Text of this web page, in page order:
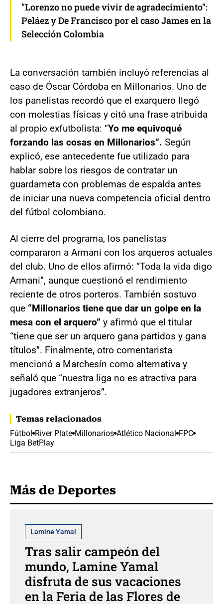
"Lorenzo no puede vivir de agradecimiento":
Peláez y De Francisco por el caso James en la
Selección Colombia
La conversación también incluyó referencias al
caso de Óscar Córdoba en Millonarios. Uno de
los panelistas recordó que el exarquero llegó
con molestias físicas y citó una frase atribuida
al propio exfutbolista: “Yo me equivoqué
forzando las cosas en Millonarios”. Según
explicó, ese antecedente fue utilizado para
hablar sobre los riesgos de contratar un
guardameta con problemas de espalda antes
de iniciar una nueva competencia oficial dentro
del fútbol colombiano.
Al cierre del programa, los panelistas
compararon a Armani con los arqueros actuales
del club. Uno de ellos afirmó: “Toda la vida digo
Armani”, aunque cuestionó el rendimiento
reciente de otros porteros. También sostuvo
que “Millonarios tiene que dar un golpe en la
mesa con el arquero” y afirmó que el titular
“tiene que ser un arquero gana partidos y gana
títulos”. Finalmente, otro comentarista
mencionó a Marchesín como alternativa y
señaló que “nuestra liga no es atractiva para
jugadores extranjeros”.
Temas relacionados
Fútbol River Plate Millonarios Atlético Nacional FPC
Liga BetPlay
Más de Deportes
Lamine Yamal
Tras salir campeón del
mundo, Lamine Yamal
disfruta de sus vacaciones
en la Feria de las Flores de